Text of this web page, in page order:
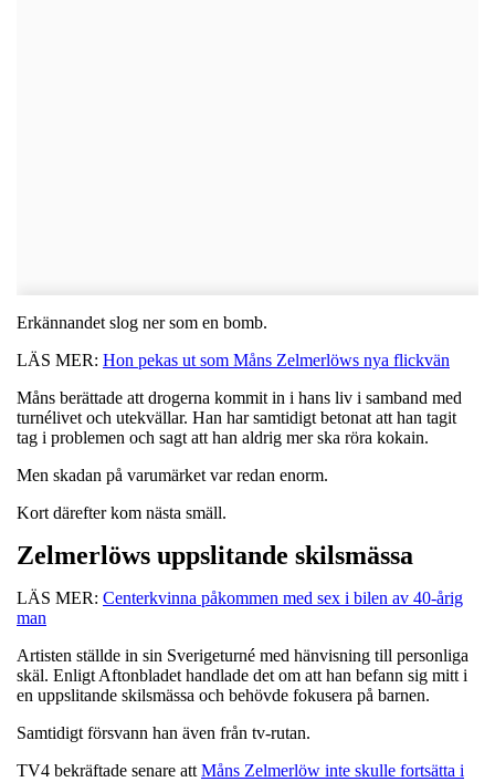
Erkännandet slog ner som en bomb.
LÄS MER: Hon pekas ut som Måns Zelmerlöws nya flickvän
Måns berättade att drogerna kommit in i hans liv i samband med
turnélivet och utekvällar. Han har samtidigt betonat att han tagit
tag i problemen och sagt att han aldrig mer ska röra kokain.
Men skadan på varumärket var redan enorm.
Kort därefter kom nästa smäll.
Zelmerlöws uppslitande skilsmässa
LÄS MER: Centerkvinna påkommen med sex i bilen av 40-årig
man
Artisten ställde in sin Sverigeturné med hänvisning till personliga
skäl. Enligt Aftonbladet handlade det om att han befann sig mitt i
en uppslitande skilsmässa och behövde fokusera på barnen.
Samtidigt försvann han även från tv-rutan.
TV4 bekräftade senare att Måns Zelmerlöw inte skulle fortsätta i